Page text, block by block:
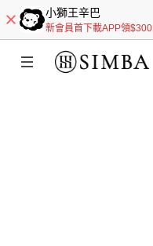
小獅王辛巴
新會員首下載APP領$300